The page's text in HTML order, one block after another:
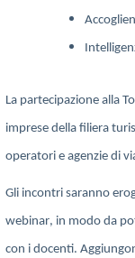
La partecipazione alla
imprese della filiera
operatori e agenzie di
Gli incontri saranno
webinar, in modo da
con i docenti.